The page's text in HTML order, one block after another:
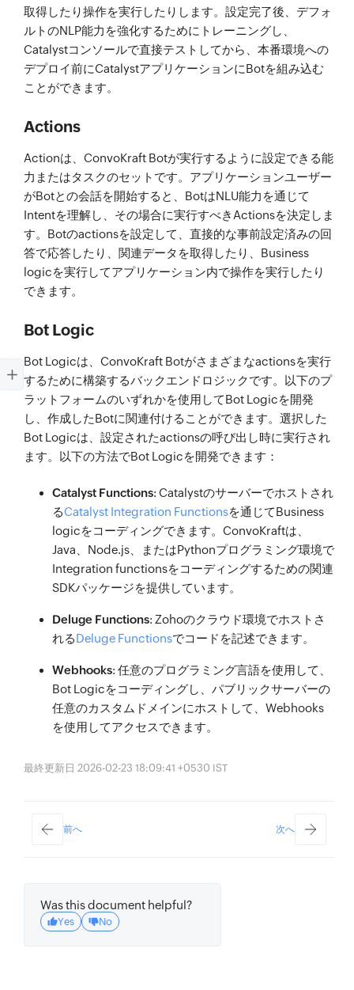
取得したり操作を実行したりします。設定完了後、デフォ
ルトのNLP能力を強化するためにトレーニングし、
Catalystコンソールで直接テストしてから、本番環境への
デプロイ前にCatalystアプリケーションにBotを組み込む
ことができます。
Actions
Actionは、ConvoKraft Botが実行するように設定できる能
力またはタスクのセットです。アプリケーションユーザー
がBotとの会話を開始すると、BotはNLU能力を通じて
Intentを理解し、その場合に実行すべきActionsを決定しま
す。Botのactionsを設定して、直接的な事前設定済みの回
答で応答したり、関連データを取得したり、Business
logicを実行してアプリケーション内で操作を実行したり
できます。
Bot Logic
Bot Logicは、ConvoKraft Botがさまざまなactionsを実行
するために構築するバックエンドロジックです。以下のプ
ラットフォームのいずれかを使用してBot Logicを開発
し、作成したBotに関連付けることができます。選択した
Bot Logicは、設定されたactionsの呼び出し時に実行され
ます。以下の方法でBot Logicを開発できます：
Catalyst Functions: Catalystのサーバーでホストされ
るCatalyst Integration Functionsを通じてBusiness
logicをコーディングできます。ConvoKraftは、
Java、Node.js、またはPythonプログラミング環境で
Integration functionsをコーディングするための関連
SDKパッケージを提供しています。
Deluge Functions: Zohoのクラウド環境でホストさ
れるDeluge Functionsでコードを記述できます。
Webhooks: 任意のプログラミング言語を使用して、
Bot Logicをコーディングし、パブリックサーバーの
任意のカスタムドメインにホストして、Webhooks
を使用してアクセスできます。
最終更新日 2026-02-23 18:09:41 +0530 IST
前へ 次へ
Was this document helpful?
Yes No